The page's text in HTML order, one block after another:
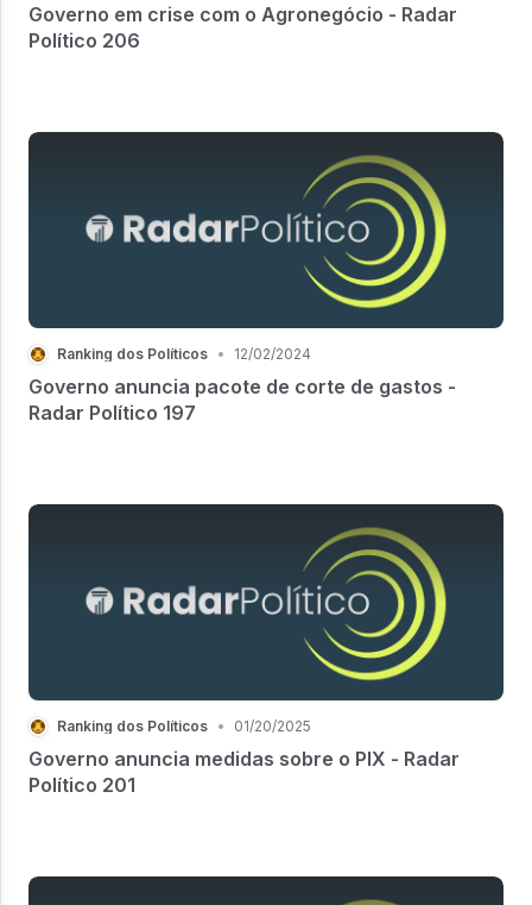
Governo em crise com o Agronegócio - Radar
Político 206
Ranking dos Políticos • 12/02/2024
Governo anuncia pacote de corte de gastos -
Radar Político 197
Ranking dos Políticos • 01/20/2025
Governo anuncia medidas sobre o PIX - Radar
Político 201